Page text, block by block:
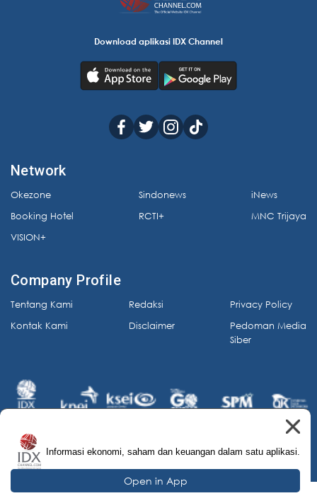
Download aplikasi IDX Channel
Network
Okezone
Booking Hotel
VISION+
Sindonews
RCTI+
iNews
MNC Trijaya
Company Profile
Tentang Kami
Kontak Kami
Redaksi
Disclaimer
Privacy Policy
Pedoman Media
Siber
© 2026 IDX Channel. All Rights Reserved.
Informasi ekonomi, saham dan keuangan dalam satu aplikasi.
Open in App